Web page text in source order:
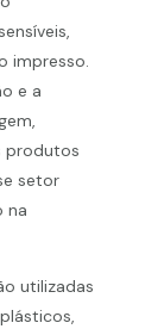
impresso.
e a
produtos
setor
na
utilizadas